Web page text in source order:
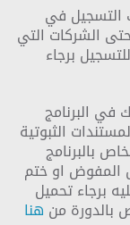
التسجيل في
المساندة التصديرية لعام 2024 (حتى الشركات التي
برجاء
في البرنامج
الثبوتية
بالبرنامج
المفوض او ختم
برجاء تحميل
بالدورة من هنا